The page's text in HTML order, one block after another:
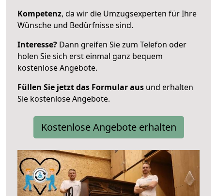
Kompetenz, da wir die Umzugsexperten für Ihre
Wünsche und Bedürfnisse sind.
Interesse? Dann greifen Sie zum Telefon oder
holen Sie sich erst einmal ganz bequem
kostenlose Angebote.
Füllen Sie jetzt das Formular aus und erhalten
Sie kostenlose Angebote.
Kostenlose Angebote erhalten